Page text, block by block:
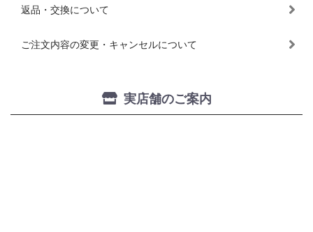
返品・交換について
ご注文内容の変更・キャンセルについて
実店舗のご案内